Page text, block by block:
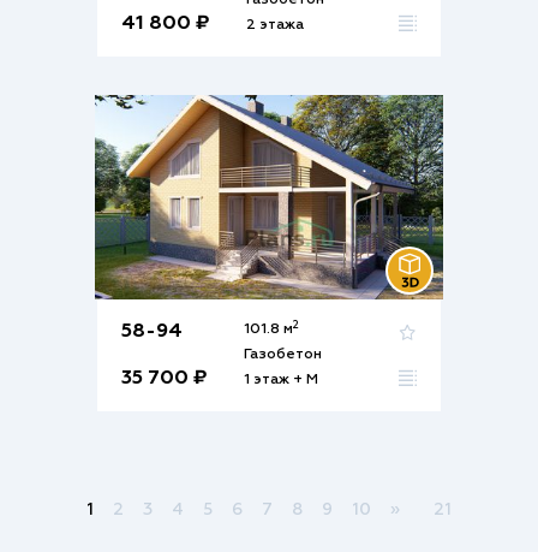
41 800 ₽
2 этажа
58-94
35 700 ₽
101.8 м2
Газобетон
1 этаж + М
1 2 3 4 5 6 7 8 9 10 » 21